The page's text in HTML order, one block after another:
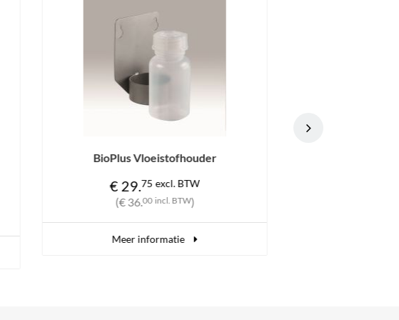
BioPlus BioLine draadrooster grijs
€ 38.25 excl. BTW